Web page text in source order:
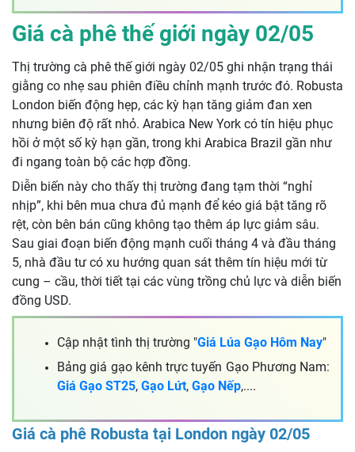
Giá cà phê thế giới ngày 02/05
Thị trường cà phê thế giới ngày 02/05 ghi nhận trạng thái
giằng co nhẹ sau phiên điều chỉnh mạnh trước đó. Robusta
London biến động hẹp, các kỳ hạn tăng giảm đan xen
nhưng biên độ rất nhỏ. Arabica New York có tín hiệu phục
hồi ở một số kỳ hạn gần, trong khi Arabica Brazil gần như
đi ngang toàn bộ các hợp đồng.
Diễn biến này cho thấy thị trường đang tạm thời “nghỉ
nhịp”, khi bên mua chưa đủ mạnh để kéo giá bật tăng rõ
rệt, còn bên bán cũng không tạo thêm áp lực giảm sâu.
Sau giai đoạn biến động mạnh cuối tháng 4 và đầu tháng
5, nhà đầu tư có xu hướng quan sát thêm tín hiệu mới từ
cung – cầu, thời tiết tại các vùng trồng chủ lực và diễn biến
đồng USD.
Cập nhật tình thị trường "Giá Lúa Gạo Hôm Nay"
Bảng giá gạo kênh trực tuyến Gạo Phương Nam:
Giá Gạo ST25, Gạo Lứt, Gạo Nếp,....
Giá cà phê Robusta tại London ngày 02/05